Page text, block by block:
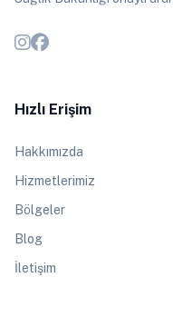
Hızlı Erişim
Hakkımızda
Hizmetlerimiz
Bölgeler
Blog
İletişim